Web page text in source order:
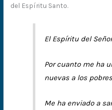
del Espíritu Santo.
El Espíritu del
Por cuanto me ha
nuevas a los
Me ha enviado a